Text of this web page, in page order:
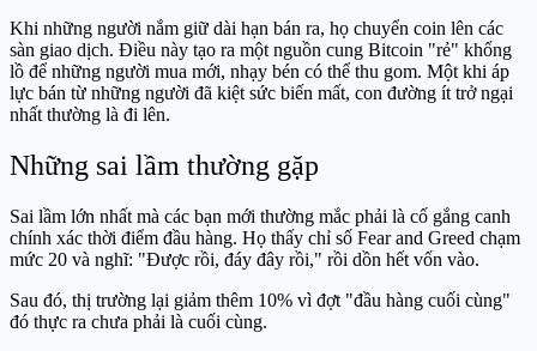
Khi những người nắm giữ dài hạn bán ra, họ chuyển coin lên các
sàn giao dịch. Điều này tạo ra một nguồn cung Bitcoin "rẻ" khổng
lồ để những người mua mới, nhạy bén có thể thu gom. Một khi áp
lực bán từ những người đã kiệt sức biến mất, con đường ít trở ngại
nhất thường là đi lên.
Những sai lầm thường gặp
Sai lầm lớn nhất mà các bạn mới thường mắc phải là cố gắng canh
chính xác thời điểm đầu hàng. Họ thấy chỉ số Fear and Greed chạm
mức 20 và nghĩ: "Được rồi, đáy đây rồi," rồi dồn hết vốn vào.
Sau đó, thị trường lại giảm thêm 10% vì đợt "đầu hàng cuối cùng"
đó thực ra chưa phải là cuối cùng.